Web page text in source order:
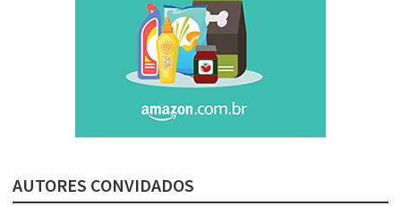
AUTORES CONVIDADOS